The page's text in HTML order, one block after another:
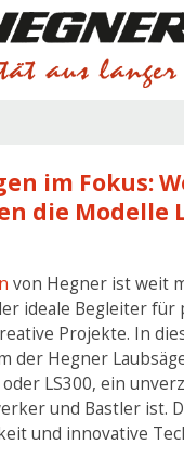
im Fokus:
die Modelle
von Hegner ist weit
ideale Begleiter für
Projekte. In
der Hegner
LS300, ein
und Bastler ist.
und innovative